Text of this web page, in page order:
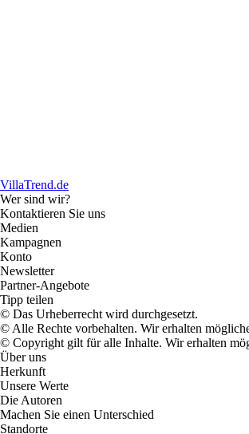
VillaTrend.de
Wer sind wir?
Kontaktieren Sie uns
Medien
Kampagnen
Konto
Newsletter
Partner-Angebote
Tipp teilen
© Das Urheberrecht wird durchgesetzt.
© Alle Rechte vorbehalten. Wir erhalten
© Copyright gilt für alle Inhalte. Wir erhalten
Über uns
Herkunft
Unsere Werte
Die Autoren
Machen Sie einen Unterschied
Standorte